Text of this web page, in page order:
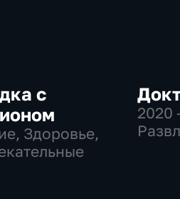
с
Здоровье,
2020